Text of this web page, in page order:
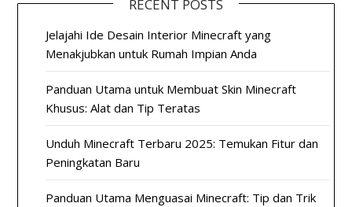
RECENT POSTS
Jelajahi Ide Desain Interior Minecraft yang
Menakjubkan untuk Rumah Impian Anda
Panduan Utama untuk Membuat Skin Minecraft
Khusus: Alat dan Tip Teratas
Unduh Minecraft Terbaru 2025: Temukan Fitur dan
Peningkatan Baru
Panduan Utama Menguasai Minecraft: Tip dan Trik